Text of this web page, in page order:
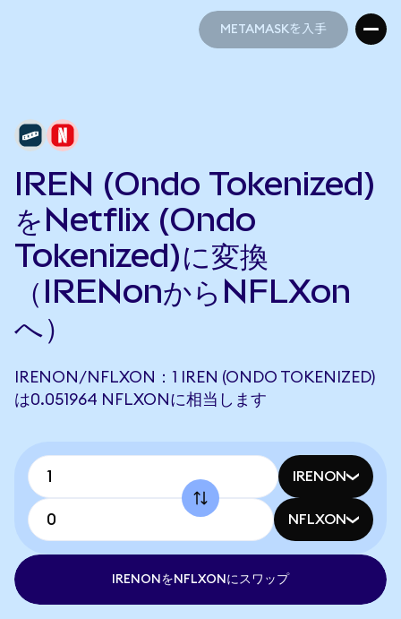
METAMASKを入手
IREN (Ondo Tokenized)
をNetflix (Ondo
Tokenized)に変換
（IRENonからNFLXon
へ）
IRENON/NFLXON：1 IREN (ONDO TOKENIZED)
は0.051964 NFLXONに相当します
IRENON
NFLXON
IRENONをNFLXONにスワップ